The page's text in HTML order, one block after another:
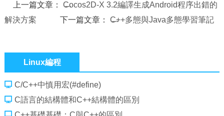
上一篇文章：Cocos2D-X 3.2編譯生成Android程序出錯的
解決方案
下一篇文章： C++多態與Java多態學習筆記
Linux編程
C/C++中慎用宏(#define)
C語言的結構體和C++結構體的區別